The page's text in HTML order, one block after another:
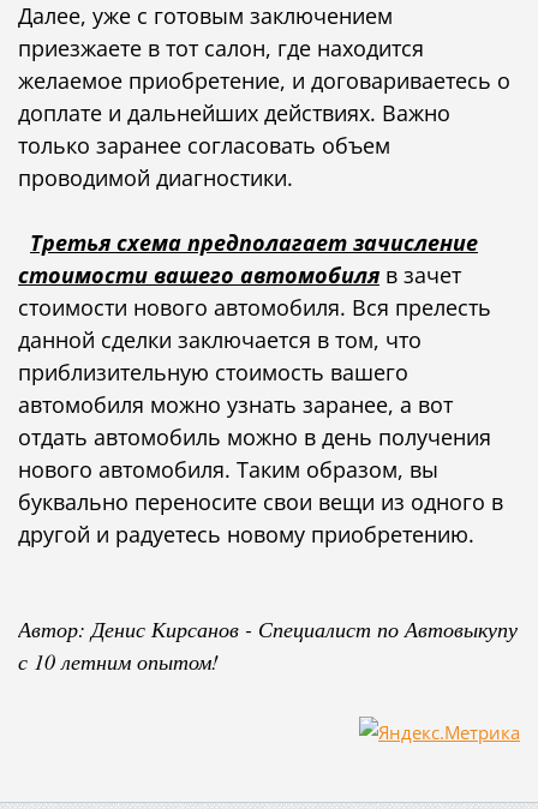
Далее, уже с готовым заключением
приезжаете в тот салон, где находится
желаемое приобретение, и договариваетесь о
доплате и дальнейших действиях. Важно
только заранее согласовать объем
проводимой диагностики.
Третья схема предполагает зачисление
стоимости вашего автомобиляв зачет
стоимости нового автомобиля. Вся прелесть
данной сделки заключается в том, что
приблизительную стоимость вашего
автомобиля можно узнать заранее, а вот
отдать автомобиль можно в день получения
нового автомобиля. Таким образом, вы
буквально переносите свои вещи из одного в
другой и радуетесь новому приобретению.
Автор: Денис Кирсанов - Специалист по Автовыкупу
с 10 летним опытом!